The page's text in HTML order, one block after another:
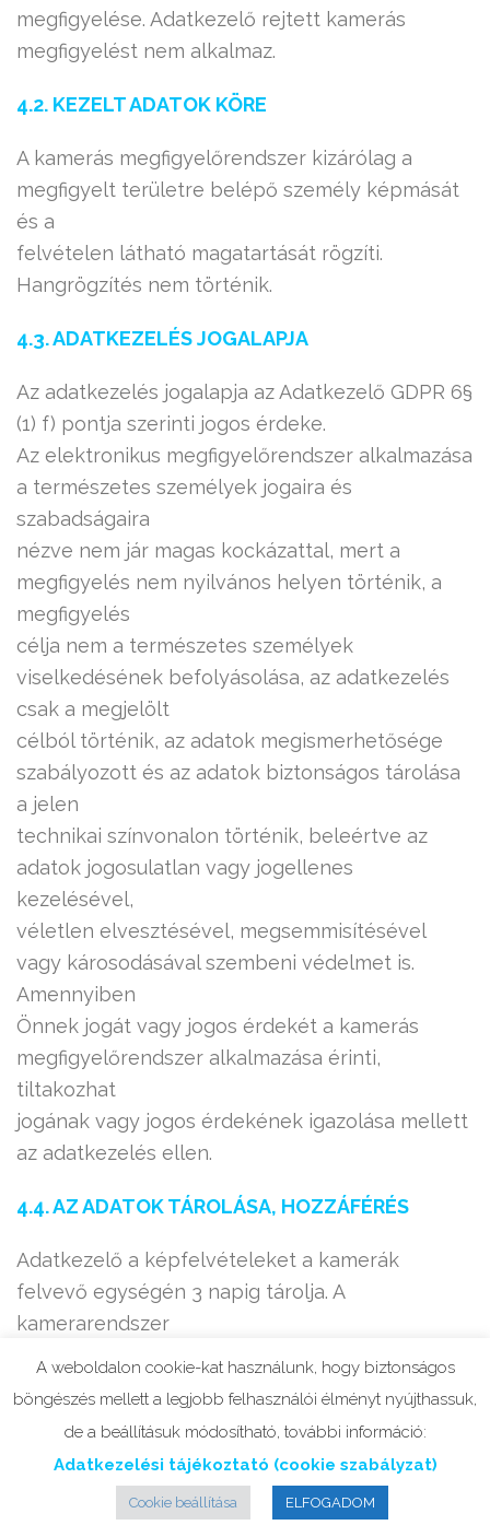
megfigyelése. Adatkezelő rejtett kamerás
megfigyelést nem alkalmaz.
4.2. KEZELT ADATOK KÖRE
A kamerás megfigyelőrendszer kizárólag a
megfigyelt területre belépő személy képmását
és a
felvételen látható magatartását rögzíti.
Hangrögzítés nem történik.
4.3. ADATKEZELÉS JOGALAPJA
Az adatkezelés jogalapja az Adatkezelő GDPR 6§
(1) f) pontja szerinti jogos érdeke.
Az elektronikus megfigyelőrendszer alkalmazása
a természetes személyek jogaira és
szabadságaira
nézve nem jár magas kockázattal, mert a
megfigyelés nem nyilvános helyen történik, a
megfigyelés
célja nem a természetes személyek
viselkedésének befolyásolása, az adatkezelés
csak a megjelölt
célból történik, az adatok megismerhetősége
szabályozott és az adatok biztonságos tárolása
a jelen
technikai színvonalon történik, beleértve az
adatok jogosulatlan vagy jogellenes
kezelésével,
véletlen elvesztésével, megsemmisítésével
vagy károsodásával szembeni védelmet is.
Amennyiben
Önnek jogát vagy jogos érdekét a kamerás
megfigyelőrendszer alkalmazása érinti,
tiltakozhat
jogának vagy jogos érdekének igazolása mellett
az adatkezelés ellen.
4.4. AZ ADATOK TÁROLÁSA, HOZZÁFÉRÉS
Adatkezelő a képfelvételeket a kamerák
felvevő egységén 3 napig tárolja. A
kamerarendszer
A kamera rendszer által rögzített felvételek
A weboldalon cookie-kat használunk, hogy biztonságos
böngészés mellett a legjobb felhasználói élményt nyújthassuk,
de a beállításuk módosítható, további információ:
Adatkezelési tájékoztató (cookie szabályzat)
Cookie beállítása ELFOGADOM